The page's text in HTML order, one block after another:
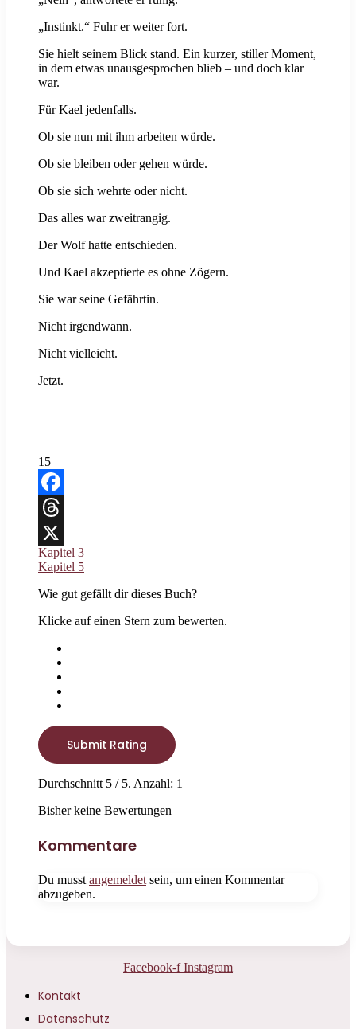
„Instinkt.“ Fuhr er weiter fort.
Sie hielt seinem Blick stand. Ein kurzer, stiller Moment,
in dem etwas unausgesprochen blieb – und doch klar
war.
Für Kael jedenfalls.
Ob sie nun mit ihm arbeiten würde.
Ob sie bleiben oder gehen würde.
Ob sie sich wehrte oder nicht.
Das alles war zweitrangig.
Der Wolf hatte entschieden.
Und Kael akzeptierte es ohne Zögern.
Sie war seine Gefährtin.
Nicht irgendwann.
Nicht vielleicht.
Jetzt.
15
Facebook
Threads
X
Kapitel 3
Kapitel 5
Wie gut gefällt dir dieses Buch?
Klicke auf einen Stern zum bewerten.
Submit Rating
Durchschnitt 5 / 5. Anzahl: 1
Bisher keine Bewertungen
Kommentare
Du musst angemeldet sein, um einen Kommentar
abzugeben.
Facebook-f Instagram
Kontakt
Datenschutz